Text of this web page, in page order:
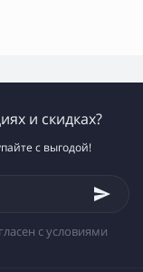
и скидках?
с выгодой!
с условиями